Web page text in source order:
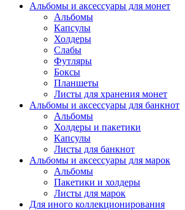
Альбомы и аксессуары для монет
Альбомы
Капсулы
Холдеры
Слабы
Футляры
Боксы
Планшеты
Листы для хранения монет
Альбомы и аксессуары для банкнот
Альбомы
Холдеры и пакетики
Капсулы
Листы для банкнот
Альбомы и аксессуары для марок
Альбомы
Пакетики и холдеры
Листы для марок
Для иного коллекционирования